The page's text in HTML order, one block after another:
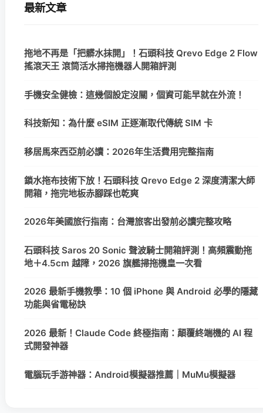
最新文章
拖地不再是「把髒水抹開」！石頭科技 Qrevo Edge 2 Flow
搖滾天王 滾筒活水掃拖機器人開箱評測
手機安全健檢：這幾個設定沒關，個資可能早就在外流！
科技新知：為什麼 eSIM 正逐漸取代傳統 SIM 卡
移居馬來西亞前必讀：2026年生活費用完整指南
鎖水拖布技術下放！石頭科技 Qrevo Edge 2 深度清潔大師
開箱，拖完地板赤腳踩也乾爽
2026年美國旅行指南：台灣旅客出發前必讀完整攻略
石頭科技 Saros 20 Sonic 聲波騎士開箱評測！高頻震動拖
地＋4.5cm 越障，2026 旗艦掃拖機皇一次看
2026 最新手機教學：10 個 iPhone 與 Android 必學的隱藏
功能與省電秘訣
2026 最新！Claude Code 終極指南：顛覆終端機的 AI 程
式開發神器
電腦玩手游神器：Android模擬器推薦｜MuMu模擬器